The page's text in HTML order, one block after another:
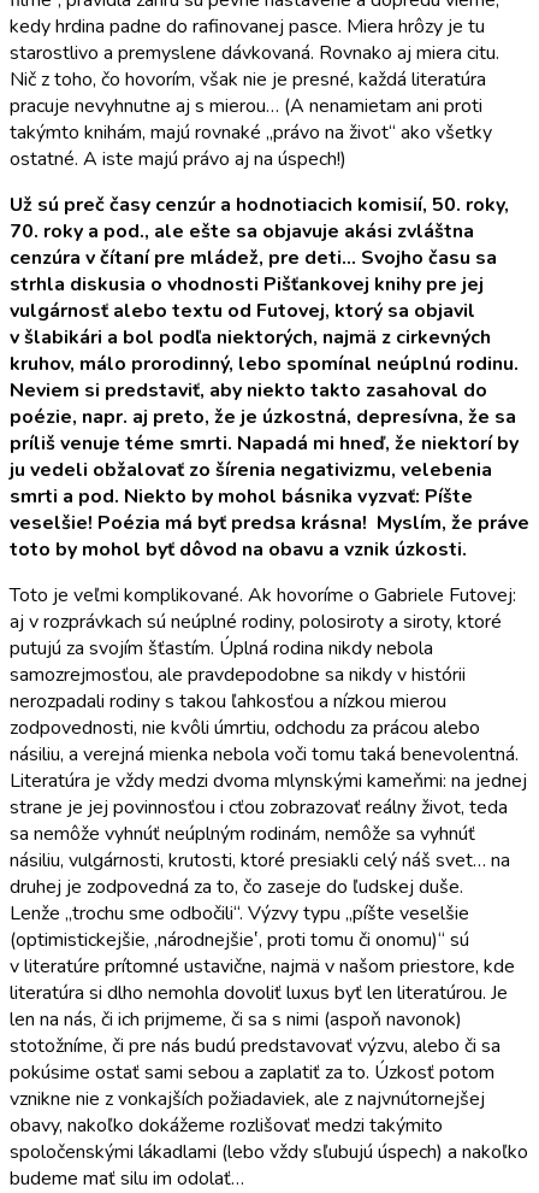
kedy hrdina padne do rafinovanej pasce. Miera hrôzy je tu
starostlivo a premyslene dávkovaná. Rovnako aj miera citu.
Nič z toho, čo hovorím, však nie je presné, každá literatúra
pracuje nevyhnutne aj s mierou… (A nenamietam ani proti
takýmto knihám, majú rovnaké „právo na život“ ako všetky
ostatné. A iste majú právo aj na úspech!)
Už sú preč časy cenzúr a hodnotiacich komisií, 50. roky,
70. roky a pod., ale ešte sa objavuje akási zvláštna
cenzúra v čítaní pre mládež, pre deti… Svojho času sa
strhla diskusia o vhodnosti Pišťankovej knihy pre jej
vulgárnosť alebo textu od Futovej, ktorý sa objavil
v šlabikári a bol podľa niektorých, najmä z cirkevných
kruhov, málo prorodinný, lebo spomínal neúplnú rodinu.
Neviem si predstaviť, aby niekto takto zasahoval do
poézie, napr. aj preto, že je úzkostná, depresívna, že sa
príliš venuje téme smrti. Napadá mi hneď, že niektorí by
ju vedeli obžalovať zo šírenia negativizmu, velebenia
smrti a pod. Niekto by mohol básnika vyzvať: Píšte
veselšie! Poézia má byť predsa krásna! Myslím, že práve
toto by mohol byť dôvod na obavu a vznik úzkosti.
Toto je veľmi komplikované. Ak hovoríme o Gabriele Futovej:
aj v rozprávkach sú neúplné rodiny, polosiroty a siroty, ktoré
putujú za svojím šťastím. Úplná rodina nikdy nebola
samozrejmosťou, ale pravdepodobne sa nikdy v histórii
nerozpadali rodiny s takou ľahkosťou a nízkou mierou
zodpovednosti, nie kvôli úmrtiu, odchodu za prácou alebo
násiliu, a verejná mienka nebola voči tomu taká benevolentná.
Literatúra je vždy medzi dvoma mlynskými kameňmi: na jednej
strane je jej povinnosťou i cťou zobrazovať reálny život, teda
sa nemôže vyhnúť neúplným rodinám, nemôže sa vyhnúť
násiliu, vulgárnosti, krutosti, ktoré presiakli celý náš svet… na
druhej je zodpovedná za to, čo zaseje do ľudskej duše.
Lenže „trochu sme odbočili“. Výzvy typu „píšte veselšie
(optimistickejšie, ,národnejšie‛, proti tomu či onomu)“ sú
v literatúre prítomné ustavične, najmä v našom priestore, kde
literatúra si dlho nemohla dovoliť luxus byť len literatúrou. Je
len na nás, či ich prijmeme, či sa s nimi (aspoň navonok)
stotožníme, či pre nás budú predstavovať výzvu, alebo či sa
pokúsime ostať sami sebou a zaplatiť za to. Úzkosť potom
vznikne nie z vonkajších požiadaviek, ale z najvnútornejšej
obavy, nakoľko dokážeme rozlišovať medzi takýmito
spoločenskými lákadlami (lebo vždy sľubujú úspech) a nakoľko
budeme mať silu im odolať…